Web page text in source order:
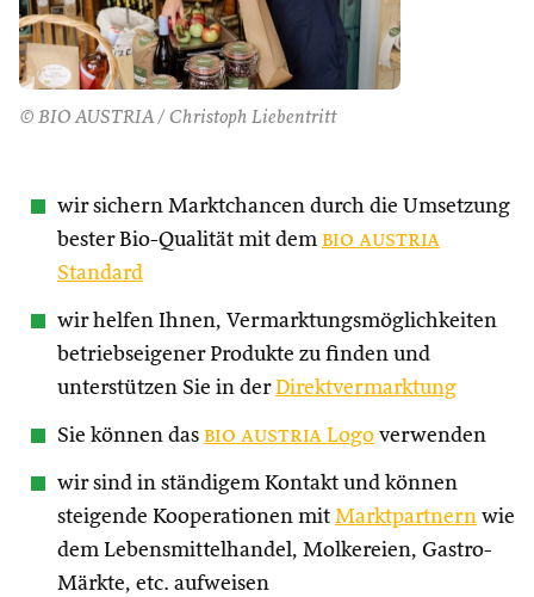
© BIO AUSTRIA / Christoph Liebentritt
wir sichern Marktchancen durch die Umsetzung
bester Bio-Qualität mit dem bio austria
Standard
wir helfen Ihnen, Vermarktungsmöglichkeiten
betriebseigener Produkte zu finden und
unterstützen Sie in derDirektvermarktung
Sie können das bio austria Logo verwenden
wir sind in ständigem Kontakt und können
steigende Kooperationen mit Marktpartnern wie
dem Lebensmittelhandel, Molkereien, Gastro-
Märkte, etc. aufweisen